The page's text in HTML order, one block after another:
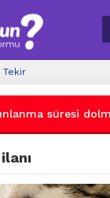
Tekir
süresi